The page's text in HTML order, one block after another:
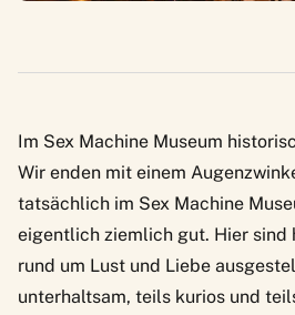
Im Sex Machine Museum
Wir enden mit einem
tatsächlich im Sex Machine
eigentlich ziemlich gut. Hier
rund um Lust und Liebe
unterhaltsam, teils kurios und